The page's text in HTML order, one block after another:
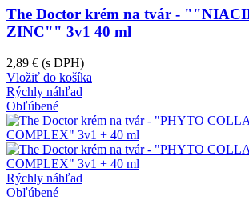
The Doctor krém na tvár -
ZINC"" 3v1 40 ml
2,89 € (s DPH)
Vložiť do košíka
Rýchly náhľad
Obľúbené
Rýchly náhľad
Obľúbené